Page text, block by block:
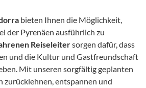
bieten Ihnen die Möglichkeit,
der Pyrenäen ausführlich zu
Reiseleitersorgen dafür, dass
und die Kultur und Gastfreundschaft
Mit unseren sorgfältig geplanten
zurücklehnen, entspannen und